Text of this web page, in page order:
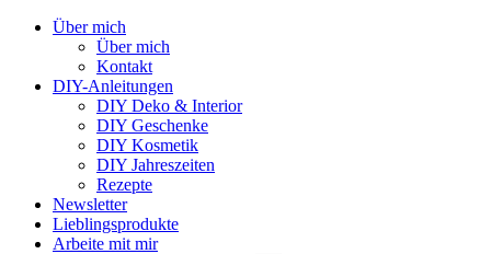
Über mich
Über mich
Kontakt
DIY-Anleitungen
DIY Deko & Interior
DIY Geschenke
DIY Kosmetik
DIY Jahreszeiten
Rezepte
Newsletter
Lieblingsprodukte
Arbeite mit mir